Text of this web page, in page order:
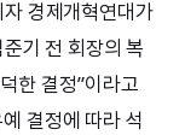
경제개혁연대가
기 전 회장의 복
한 결정”이라고
결정에 따라 석